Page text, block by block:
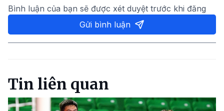
Bình luận của bạn sẽ được xét duyệt trước khi đăng
Gửi bình luận
Tin liên quan